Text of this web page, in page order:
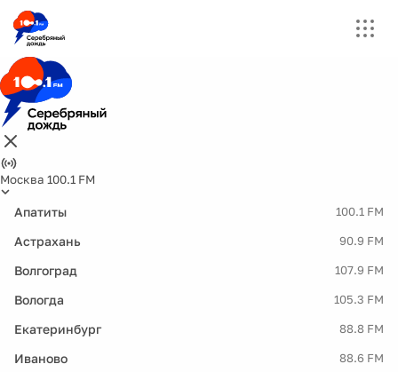
Москва 100.1 FM
Апатиты 100.1 FM
Астрахань 90.9 FM
Волгоград 107.9 FM
Вологда 105.3 FM
Екатеринбург 88.8 FM
Иваново 88.6 FM